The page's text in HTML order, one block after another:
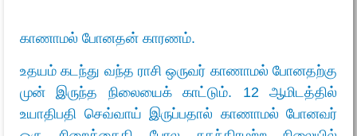
காணாமல் போனதன் காரணம்.
உதயம் கடந்து வந்த ராசி ஒருவர் காணாமல் போனதற்கு
முன் இருந்த நிலையைக் காட்டும். 12 ஆமிடத்தில்
உயாதிபதி செவ்வாய் இருப்பதால் காணாமல் போனவர்